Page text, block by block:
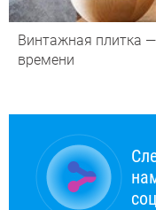
Винтажная плитка
времени